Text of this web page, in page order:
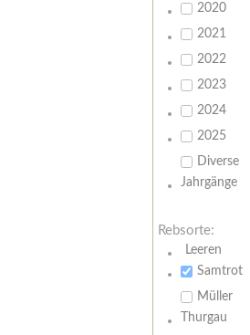
2020
2021
2022
2023
2024
2025
Diverse
Jahrgänge
Rebsorte:
Leeren
Samtrot
Müller
Thurgau